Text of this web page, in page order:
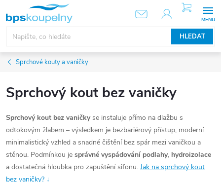
obsah
HLEDAT
NÁKUPNÍ
KOŠÍK
Sprchové kouty a vaničky
Sprchový kout bez vaničky
Sprchový kout bez vaničkyse instaluje přímo na dlažbu s
odtokovým žlabem – výsledkem je bezbariérový přístup, moderní
minimalistický vzhled a snadné čištění bez spár mezi vaničkou a
stěnou. Podmínkou je správné vyspádování podlahy, hydroizolace
a dostatečná hloubka pro zapuštění sifonu. Jak na sprchový kout
bez vaničky? ↓